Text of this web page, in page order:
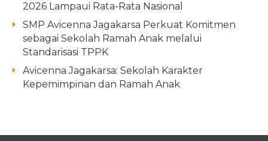
2026 Lampaui Rata-Rata Nasional
SMP Avicenna Jagakarsa Perkuat Komitmen
sebagai Sekolah Ramah Anak melalui
Standarisasi TPPK
Avicenna Jagakarsa: Sekolah Karakter
Kepemimpinan dan Ramah Anak